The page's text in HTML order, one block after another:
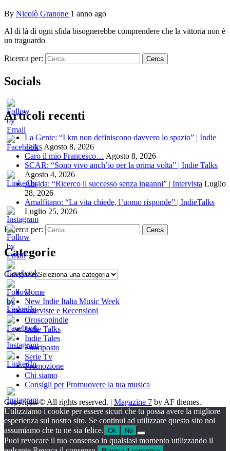
By Nicolò Granone 1 anno ago
Al di là di ogni sfida bisognerebbe comprendere che la vittoria non è
un traguardo
Ricerca per:
Socials
Articoli recenti
La Gente: “I km non definiscono davvero lo spazio” | Indie
Talks Agosto 8, 2026
Caro il mio Francesco… Agosto 8, 2026
SCAR: “Sono vivo anch’io per la prima volta” | Indie Talks
Agosto 4, 2026
Absida: “Ricerco il successo senza inganni” | Intervista Luglio
28, 2026
Amalfitano: “La vita chiede, l’uomo risponde” | IndieTalks
Luglio 25, 2026
Ricerca per:
Categorie
Categorie
Home
New Indie Italia Music Week
Interviste e Recensioni
Oroscopindie
Indie Talks
Indie Tales
Fuoriposto
Serie Tv
Promozione
Chi siamo
Consigli per Promuovere la tua musica
Copyright © All rights reserved. | Magazine 7 by AF themes.
Utilizziamo i cookie per essere sicuri che tu possa avere la migliore
esperienza sul nostro sito. Se continui ad utilizzare questo sito noi
assumiamo che tu ne sia felice. Ok No
Puoi revocare il tuo consenso in qualsiasi momento utilizzando il